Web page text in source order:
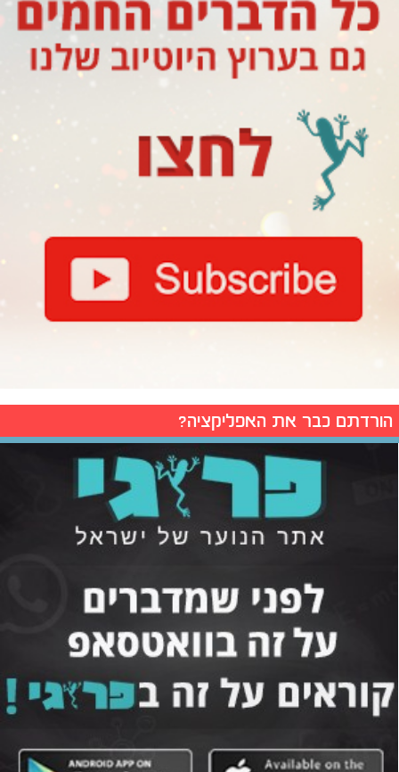
הורדתם כבר את האפליקציה?